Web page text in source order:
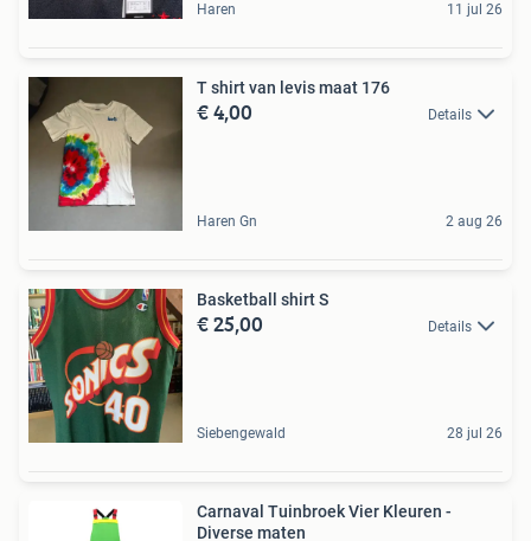
Haren 11 jul 26
T shirt van levis maat 176
€ 4,00 Details
Haren Gn 2 aug 26
Basketball shirt S
€ 25,00 Details
Siebengewald 28 jul 26
Carnaval Tuinbroek Vier Kleuren -
Diverse maten